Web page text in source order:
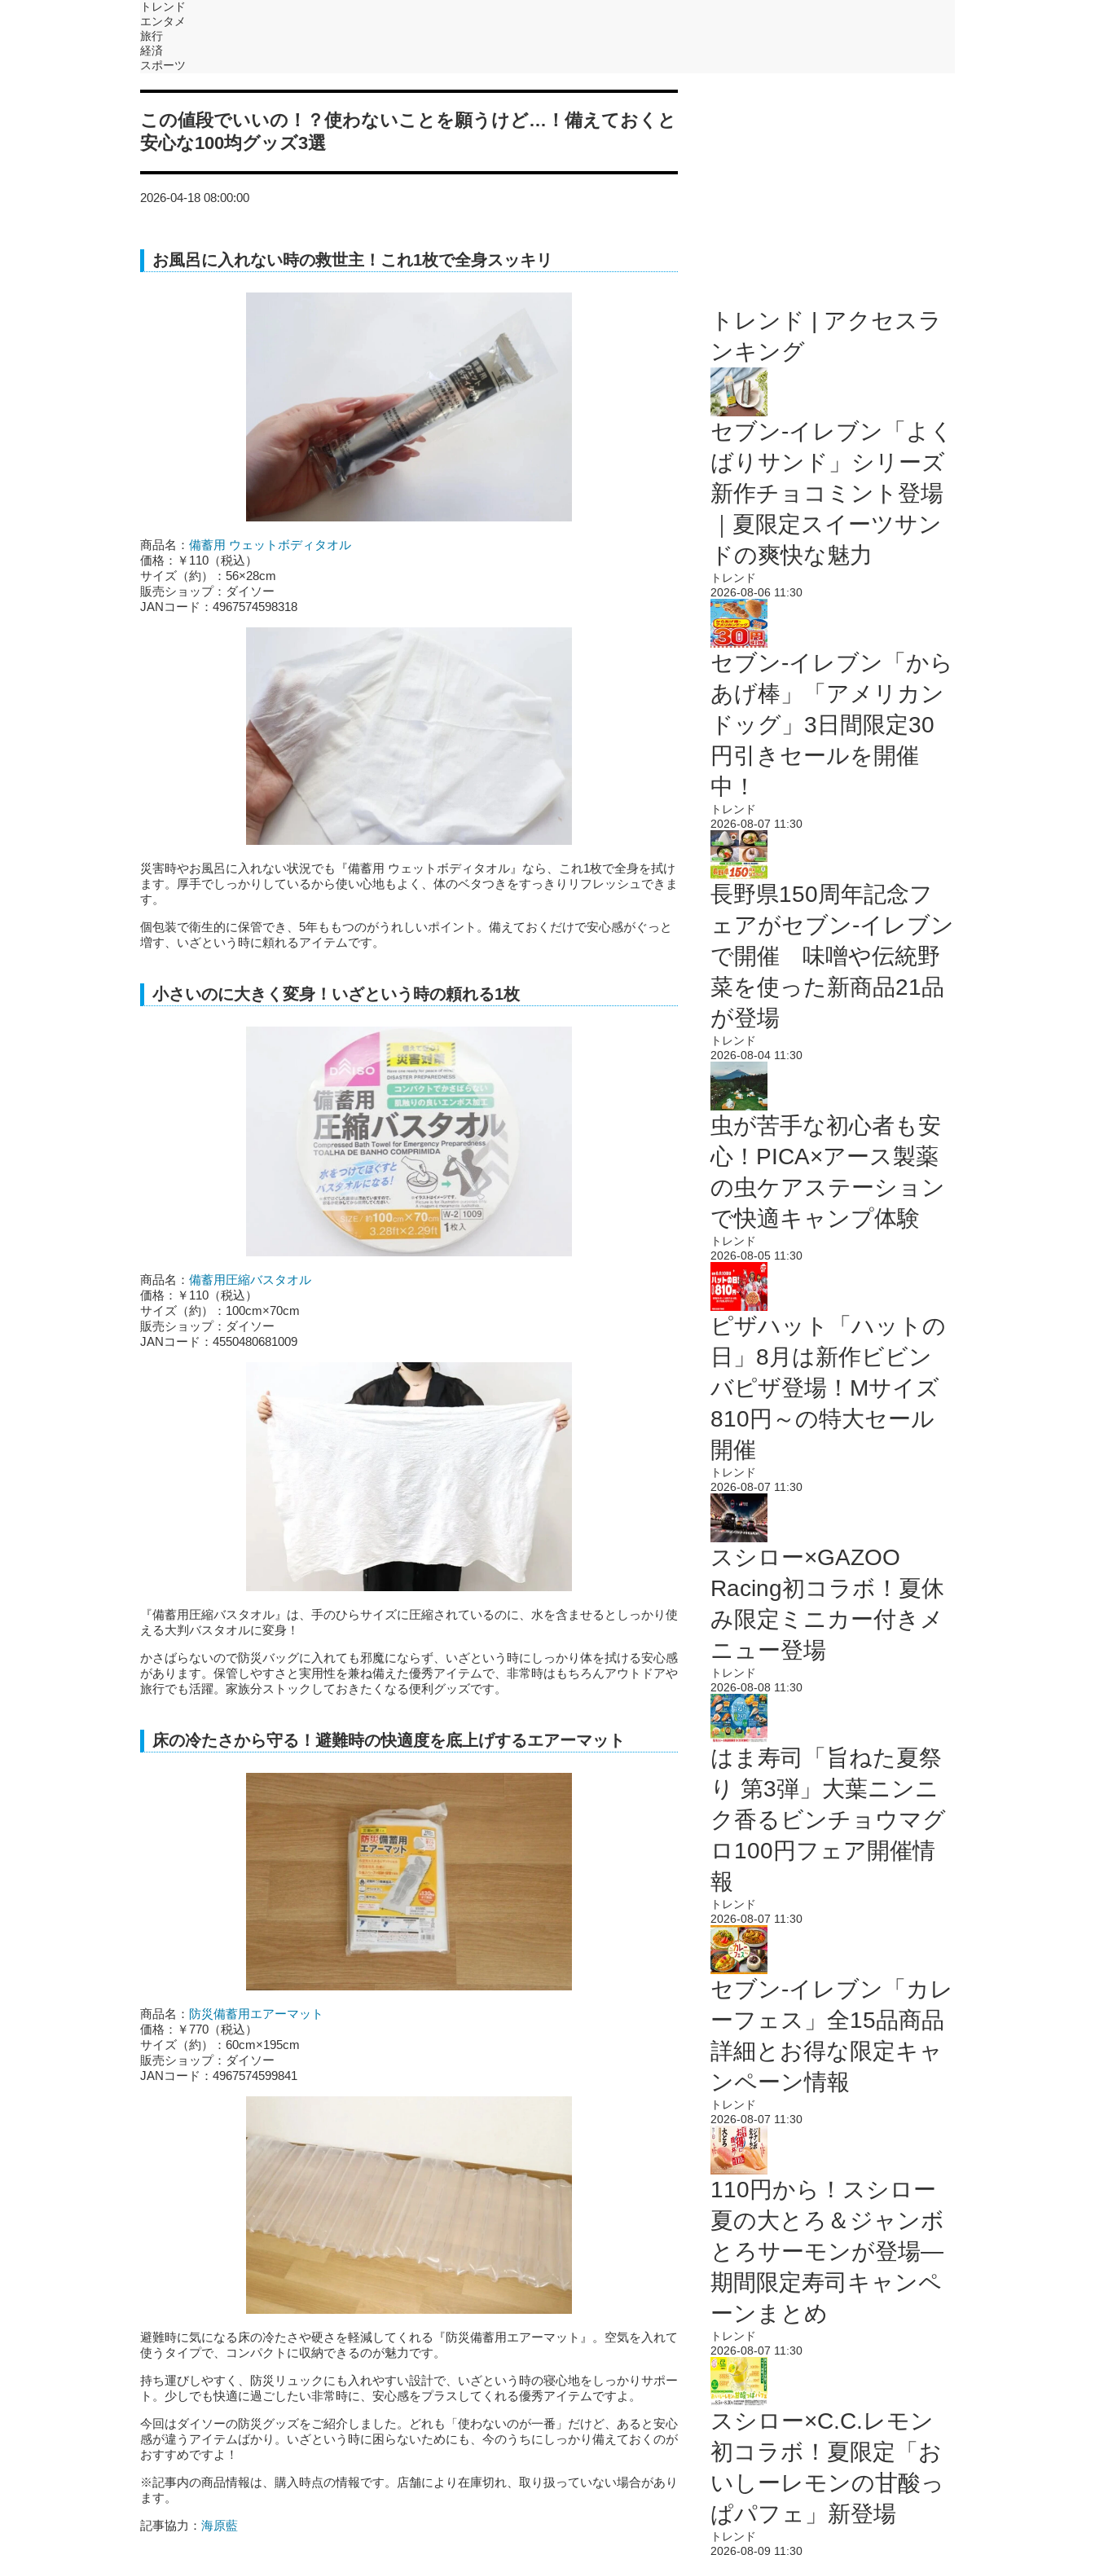
トレンド
エンタメ
旅行
経済
スポーツ
この値段でいいの！？使わないことを願うけど…！備えておくと
安心な100均グッズ3選
2026-04-18 08:00:00
お風呂に入れない時の救世主！これ1枚で全身スッキリ
商品名： 備蓄用 ウェットボディタオル
価格：￥110（税込）
サイズ（約）：56×28cm
販売ショップ：ダイソー
JANコード：4967574598318
災害時やお風呂に入れない状況でも『備蓄用 ウェットボディタオル』なら、これ1枚で全身を拭け
ます。厚手でしっかりしているから使い心地もよく、体のベタつきをすっきりリフレッシュできま
す。
個包装で衛生的に保管でき、5年ももつのがうれしいポイント。備えておくだけで安心感がぐっと
増す、いざという時に頼れるアイテムです。
小さいのに大きく変身！いざという時の頼れる1枚
商品名： 備蓄用圧縮バスタオル
価格：￥110（税込）
サイズ（約）：100cm×70cm
販売ショップ：ダイソー
JANコード：4550480681009
『備蓄用圧縮バスタオル』は、手のひらサイズに圧縮されているのに、水を含ませるとしっかり使
える大判バスタオルに変身！
かさばらないので防災バッグに入れても邪魔にならず、いざという時にしっかり体を拭ける安心感
があります。保管しやすさと実用性を兼ね備えた優秀アイテムで、非常時はもちろんアウトドアや
旅行でも活躍。家族分ストックしておきたくなる便利グッズです。
床の冷たさから守る！避難時の快適度を底上げするエアーマット
商品名： 防災備蓄用エアーマット
価格：￥770（税込）
サイズ（約）：60cm×195cm
販売ショップ：ダイソー
JANコード：4967574599841
避難時に気になる床の冷たさや硬さを軽減してくれる『防災備蓄用エアーマット』。空気を入れて
使うタイプで、コンパクトに収納できるのが魅力です。
持ち運びしやすく、防災リュックにも入れやすい設計で、いざという時の寝心地をしっかりサポー
ト。少しでも快適に過ごしたい非常時に、安心感をプラスしてくれる優秀アイテムですよ。
今回はダイソーの防災グッズをご紹介しました。どれも「使わないのが一番」だけど、あると安心
感が違うアイテムばかり。いざという時に困らないためにも、今のうちにしっかり備えておくのが
おすすめですよ！
※記事内の商品情報は、購入時点の情報です。店舗により在庫切れ、取り扱っていない場合があり
ます。
記事協力： 海原藍
トレンド | アクセスラ
ンキング
セブン‐イレブン「よく
ばりサンド」シリーズ
新作チョコミント登場
｜夏限定スイーツサン
ドの爽快な魅力
トレンド
2026-08-06 11:30
セブン‐イレブン「から
あげ棒」「アメリカン
ドッグ」3日間限定30
円引きセールを開催
中！
トレンド
2026-08-07 11:30
長野県150周年記念フ
ェアがセブン-イレブン
で開催 味噌や伝統野
菜を使った新商品21品
が登場
トレンド
2026-08-04 11:30
虫が苦手な初心者も安
心！PICA×アース製薬
の虫ケアステーション
で快適キャンプ体験
トレンド
2026-08-05 11:30
ピザハット「ハットの
日」8月は新作ビビン
バピザ登場！Mサイズ
810円～の特大セール
開催
トレンド
2026-08-07 11:30
スシロー×GAZOO
Racing初コラボ！夏休
み限定ミニカー付きメ
ニュー登場
トレンド
2026-08-08 11:30
はま寿司「旨ねた夏祭
り 第3弾」大葉ニンニ
ク香るビンチョウマグ
ロ100円フェア開催情
報
トレンド
2026-08-07 11:30
セブン‐イレブン「カレ
ーフェス」全15品商品
詳細とお得な限定キャ
ンペーン情報
トレンド
2026-08-07 11:30
110円から！スシロー
夏の大とろ＆ジャンボ
とろサーモンが登場―
期間限定寿司キャンペ
ーンまとめ
トレンド
2026-08-07 11:30
スシロー×C.C.レモン
初コラボ！夏限定「お
いしーレモンの甘酸っ
ぱパフェ」新登場
トレンド
2026-08-09 11:30